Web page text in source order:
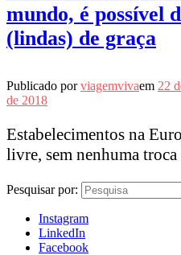
mundo, é possível
(lindas) de graça
Publicado porviagemvivaem 22
de 2018
Estabelecimentos na
livre, sem nenhuma
Pesquisar por:
Instagram
LinkedIn
Facebook